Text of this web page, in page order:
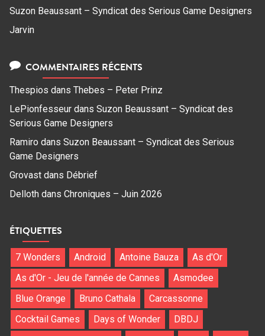
Suzon Beaussant – Syndicat des Serious Game Designers
Jarvin
COMMENTAIRES RÉCENTS
Thespios dans Thebes – Peter Prinz
LePionfesseur dans Suzon Beaussant – Syndicat des
Serious Game Designers
Ramiro dans Suzon Beaussant – Syndicat des Serious
Game Designers
Grovast dans Débrief
Delloth dans Chroniques – Juin 2026
ÉTIQUETTES
7 Wonders Android Antoine Bauza
As d'Or
As d'Or - Jeu de l'année de Cannes
Asmodee
Blue Orange
Bruno Cathala
Carcassonne
Cocktail Games
Days of Wonder
DBDJ